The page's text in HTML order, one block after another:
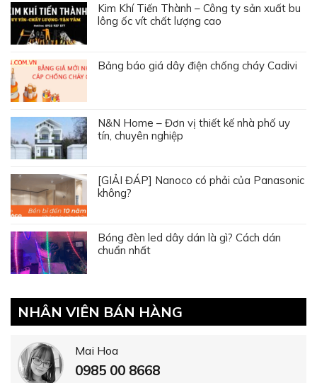
Kim Khí Tiến Thành – Công ty sản xuất bu
lông ốc vít chất lượng cao
Bảng báo giá dây điện chống cháy Cadivi
N&N Home – Đơn vị thiết kế nhà phố uy
tín, chuyên nghiệp
[GIẢI ĐÁP] Nanoco có phải của Panasonic
không?
Bóng đèn led dây dán là gì? Cách dán
chuẩn nhất
NHÂN VIÊN BÁN HÀNG
Mai Hoa
0985 00 8668